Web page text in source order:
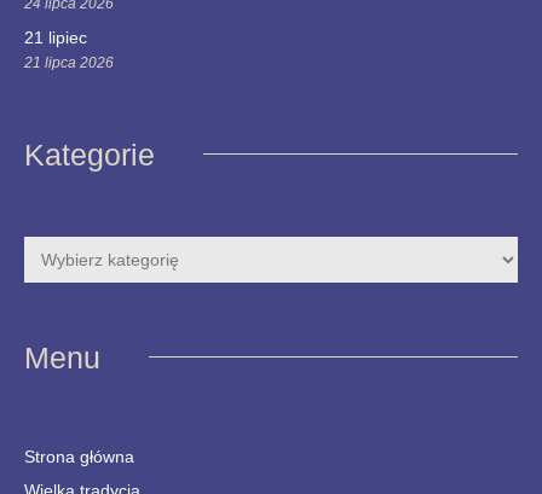
24 lipca 2026
21 lipiec
21 lipca 2026
Kategorie
Menu
Strona główna